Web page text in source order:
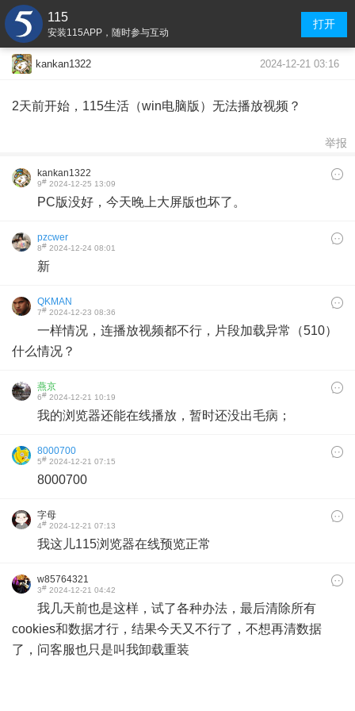
115
安装115APP，随时参与互动
打开
kankan1322 2024-12-21 03:16
2天前开始，115生活（win电脑版）无法播放视频？
举报
kankan1322
9# 2024-12-25 13:09
PC版没好，今天晚上大屏版也坏了。
pzcwer
8# 2024-12-24 08:01
新
QKMAN
7# 2024-12-23 08:36
一样情况，连播放视频都不行，片段加载异常（510）
什么情况？
燕京
6# 2024-12-21 10:19
我的浏览器还能在线播放，暂时还没出毛病；
8000700
5# 2024-12-21 07:15
8000700
字母
4# 2024-12-21 07:13
我这儿115浏览器在线预览正常
w85764321
3# 2024-12-21 04:42
我几天前也是这样，试了各种办法，最后清除所有
cookies和数据才行，结果今天又不行了，不想再清数据
了，问客服也只是叫我卸载重装